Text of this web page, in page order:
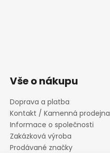
Vše o nákupu
Doprava a platba
Kontakt / Kamenná prodejna
Informace o společnosti
Zakázková výroba
Prodávané značky